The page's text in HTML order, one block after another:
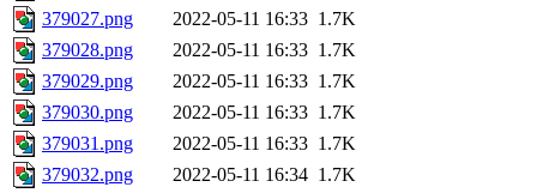
379027.png
2022-05-11 16:33 1.7K
379028.png
2022-05-11 16:33 1.7K
379029.png
2022-05-11 16:33 1.7K
379030.png
2022-05-11 16:33 1.7K
379031.png
2022-05-11 16:33 1.7K
379032.png
2022-05-11 16:34 1.7K